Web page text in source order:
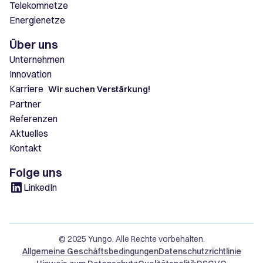
Telekomnetze
Energienetze
Über uns
Unternehmen
Innovation
Karriere Wir suchen Verstärkung!
Partner
Referenzen
Aktuelles
Kontakt
Folge uns
LinkedIn
© 2025 Yungo. Alle Rechte vorbehalten.
Allgemeine GeschäftsbedingungenDatenschutzrichtlinie